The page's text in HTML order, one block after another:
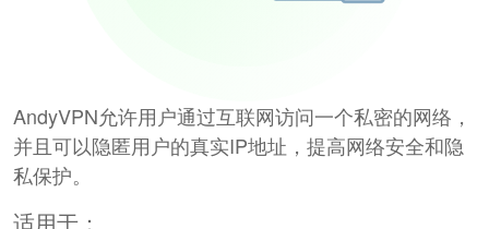
AndyVPN允许用户通过互联网访问一个私密的网络，
并且可以隐匿用户的真实IP地址，提高网络安全和隐
私保护。
适用于：